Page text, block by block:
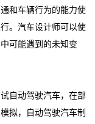
和车辆行为的能力使
。汽车设计师可以使
可能遇到的未知变
自动驾驶汽车，在部
拟，自动驾驶汽车制